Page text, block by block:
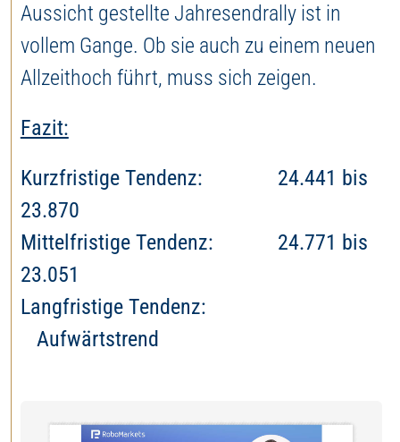
Aussicht gestellte Jahresendrally ist in
vollem Gange. Ob sie auch zu einem neuen
Allzeithoch führt, muss sich zeigen.
Fazit:
Kurzfristige Tendenz: 24.441 bis
23.870
Mittelfristige Tendenz: 24.771 bis
23.051
Langfristige Tendenz:
Aufwärtstrend